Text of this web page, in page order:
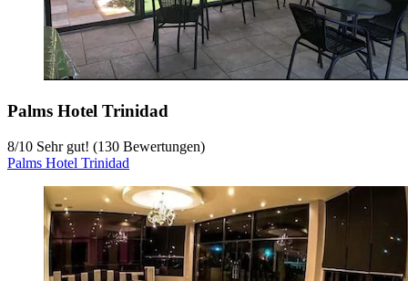
Palms Hotel Trinidad
8/10 Sehr gut! (130 Bewertungen)
Palms Hotel Trinidad